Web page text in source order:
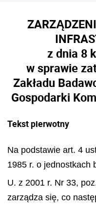
z dnia 8
w sprawie
Zakładu
Gospodarki
Tekst pierwotny
Na podstawie art. 4
1985 r. o jednostkach
U. z 2001 r. Nr 33,
zarządza się, co